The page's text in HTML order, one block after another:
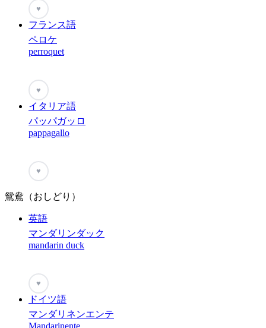
♥
フランス語
ペロケ
perroquet
♥
イタリア語
パッパガッロ
pappagallo
♥
鴛鴦（おしどり）
英語
マンダリンダック
mandarin duck
♥
ドイツ語
マンダリネンエンテ